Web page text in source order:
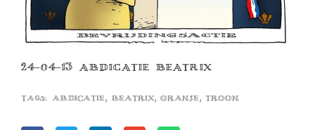
24-04-13 ABDICATIE BEATRIX
Tags: abdicatie, beatrix, oranje, troon